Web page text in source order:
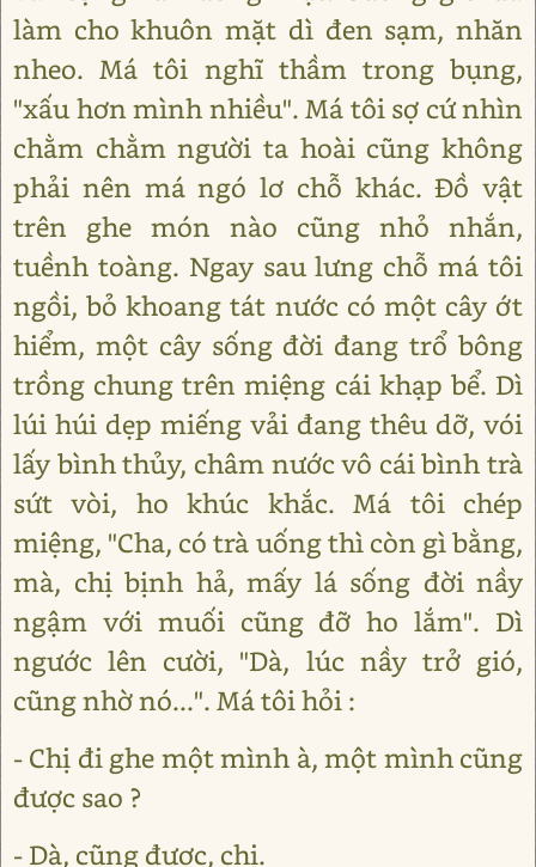
làm cho khuôn mặt dì đen sạm, nhăn
nheo. Má tôi nghĩ thầm trong bụng,
"xấu hơn mình nhiều". Má tôi sợ cứ nhìn
chằm chằm người ta hoài cũng không
phải nên má ngó lơ chỗ khác. Đồ vật
trên ghe món nào cũng nhỏ nhắn,
tuềnh toàng. Ngay sau lưng chỗ má tôi
ngồi, bỏ khoang tát nước có một cây ớt
hiểm, một cây sống đời đang trổ bông
trồng chung trên miệng cái khạp bể. Dì
lúi húi dẹp miếng vải đang thêu dỡ, vói
lấy bình thủy, châm nước vô cái bình trà
sứt vòi, ho khúc khắc. Má tôi chép
miệng, "Cha, có trà uống thì còn gì bằng,
mà, chị bịnh hả, mấy lá sống đời nầy
ngậm với muối cũng đỡ ho lắm". Dì
ngước lên cười, "Dà, lúc nầy trở gió,
cũng nhờ nó...". Má tôi hỏi :
- Chị đi ghe một mình à, một mình cũng
được sao ?
- Dà, cũng được, chị.